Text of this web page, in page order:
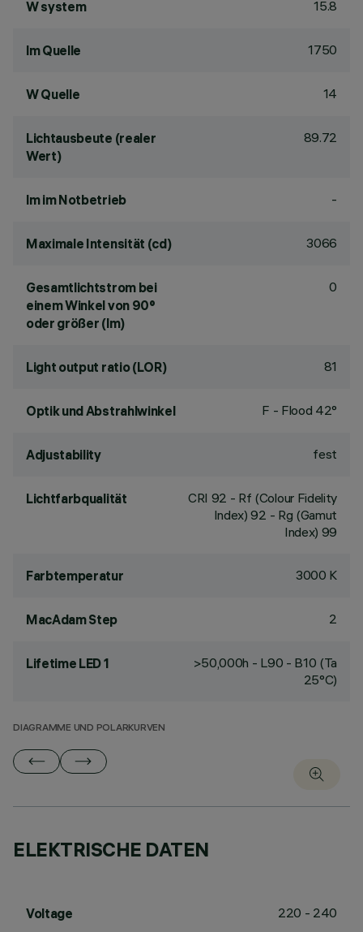
W system 15.8
lm Quelle 1750
W Quelle 14
Lichtausbeute (realer
Wert)
89.72
lm im Notbetrieb -
Maximale Intensität (cd) 3066
Gesamtlichtstrom bei
einem Winkel von 90°
oder größer (lm)
0
Light output ratio (LOR) 81
Optik und Abstrahlwinkel F - Flood 42°
Adjustability fest
Lichtfarbqualität CRI 92 - Rf (Colour Fidelity
Index) 92 - Rg (Gamut
Index) 99
Farbtemperatur 3000 K
MacAdam Step 2
Lifetime LED 1
>50,000h - L90 - B10 (Ta
25°C)
DIAGRAMME UND POLARKURVEN
ELEKTRISCHE DATEN
Voltage 220 - 240